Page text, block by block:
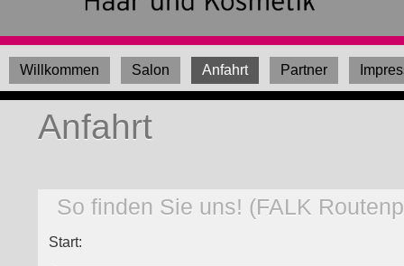
Willkommen Salon Anfahrt Partner
Anfahrt
So finden Sie uns! (FALK
Start: